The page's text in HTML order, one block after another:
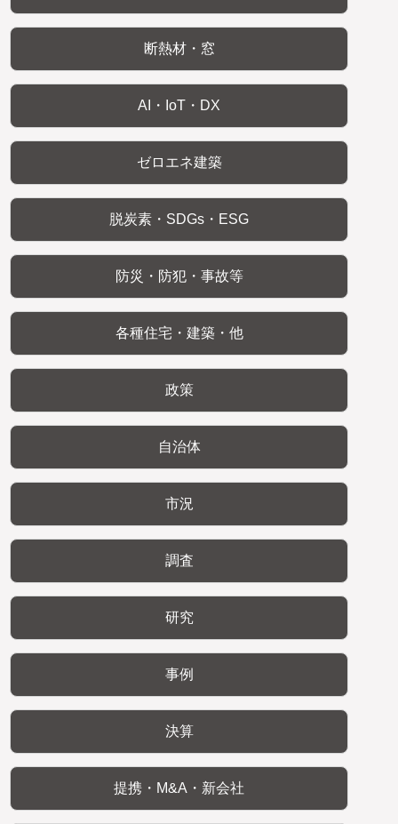
断熱材・窓
AI・IoT・DX
ゼロエネ建築
脱炭素・SDGs・ESG
防災・防犯・事故等
各種住宅・建築・他
政策
自治体
市況
調査
研究
事例
決算
提携・M&A・新会社